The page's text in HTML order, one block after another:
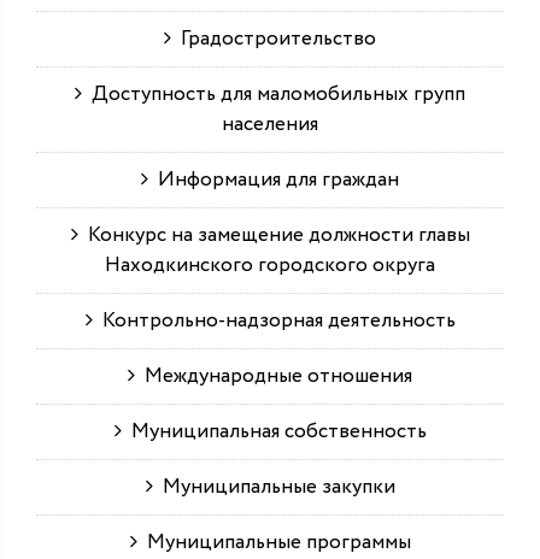
Градостроительство
Доступность для маломобильных групп
населения
Информация для граждан
Конкурс на замещение должности главы
Находкинского городского округа
Контрольно-надзорная деятельность
Международные отношения
Муниципальная собственность
Муниципальные закупки
Муниципальные программы